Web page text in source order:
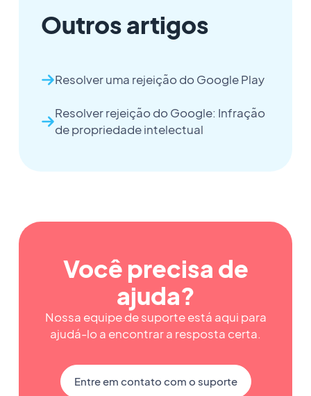
Outros artigos
Resolver uma rejeição do Google Play
Resolver rejeição do Google: Infração
de propriedade intelectual
Você precisa de
ajuda?
Nossa equipe de suporte está aqui para
ajudá-lo a encontrar a resposta certa.
Entre em contato com o suporte